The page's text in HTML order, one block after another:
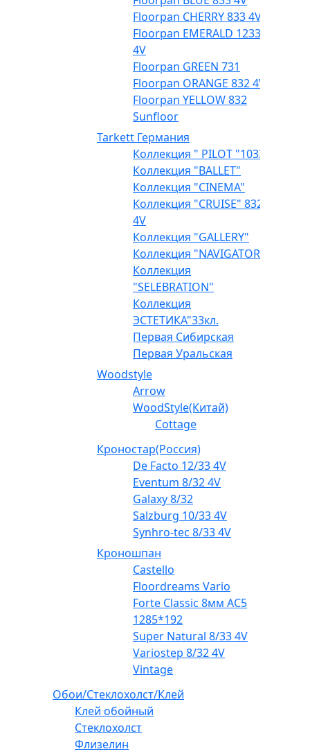
Floorpan CHERRY 833 4V
Floorpan EMERALD 1233
4V
Floorpan GREEN 731
Floorpan ORANGE 832 4V
Floorpan YELLOW 832
Sunfloor
Tarkett Германия
Коллекция " PILOT "1033
Коллекция "BALLET"
Коллекция "CINEMA"
Коллекция "CRUISE" 832
4V
Коллекция "GALLERY"
Коллекция "NAVIGATOR"
Коллекция
"SELEBRATION"
Коллекция
ЭСТЕТИКА"33кл.
Первая Сибирская
Первая Уральская
Woodstyle
Arrow
WoodStyle(Китай)
Cottage
Кроностар(Россия)
De Facto 12/33 4V
Eventum 8/32 4V
Galaxy 8/32
Salzburg 10/33 4V
Synhro-tec 8/33 4V
Кроношпан
Castello
Floordreams Vario
Forte Classic 8мм AC5
1285*192
Super Natural 8/33 4V
Variostep 8/32 4V
Vintage
Обои/Стеклохолст/Клей
Клей обойный
Стеклохолст
Флизелин